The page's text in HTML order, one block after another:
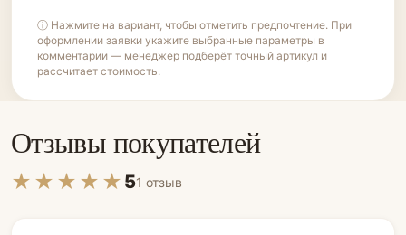
ⓘ Нажмите на вариант, чтобы отметить предпочтение. При
оформлении заявки укажите выбранные параметры в
комментарии — менеджер подберёт точный артикул и
рассчитает стоимость.
Отзывы покупателей
★★★★★ 51 отзыв